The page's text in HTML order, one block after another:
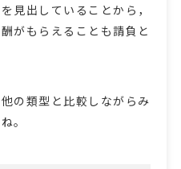
見出していることから，
がもらえることも請負と
の類型と比較しながらみ
。